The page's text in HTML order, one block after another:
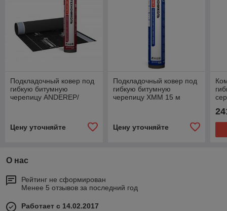
Подкладочный ковер под
гибкую битумную
черепицу ANDEREP/
Цену уточняйте
Подкладочный ковер под
гибкую битумную
черепицу ХММ 15 м
Цену уточняйте
О нас
Рейтинг не сформирован
Менее 5 отзывов за последний год
Работает с 14.02.2017